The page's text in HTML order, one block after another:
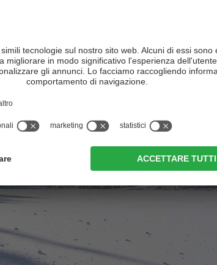
gita fino al lago su una slitta trainata da